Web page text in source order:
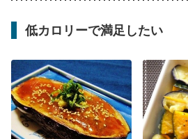
低カロリーで満足したい